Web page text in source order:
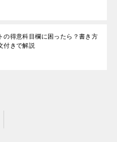
の得意科目欄に困ったら？書き方
付きで解説